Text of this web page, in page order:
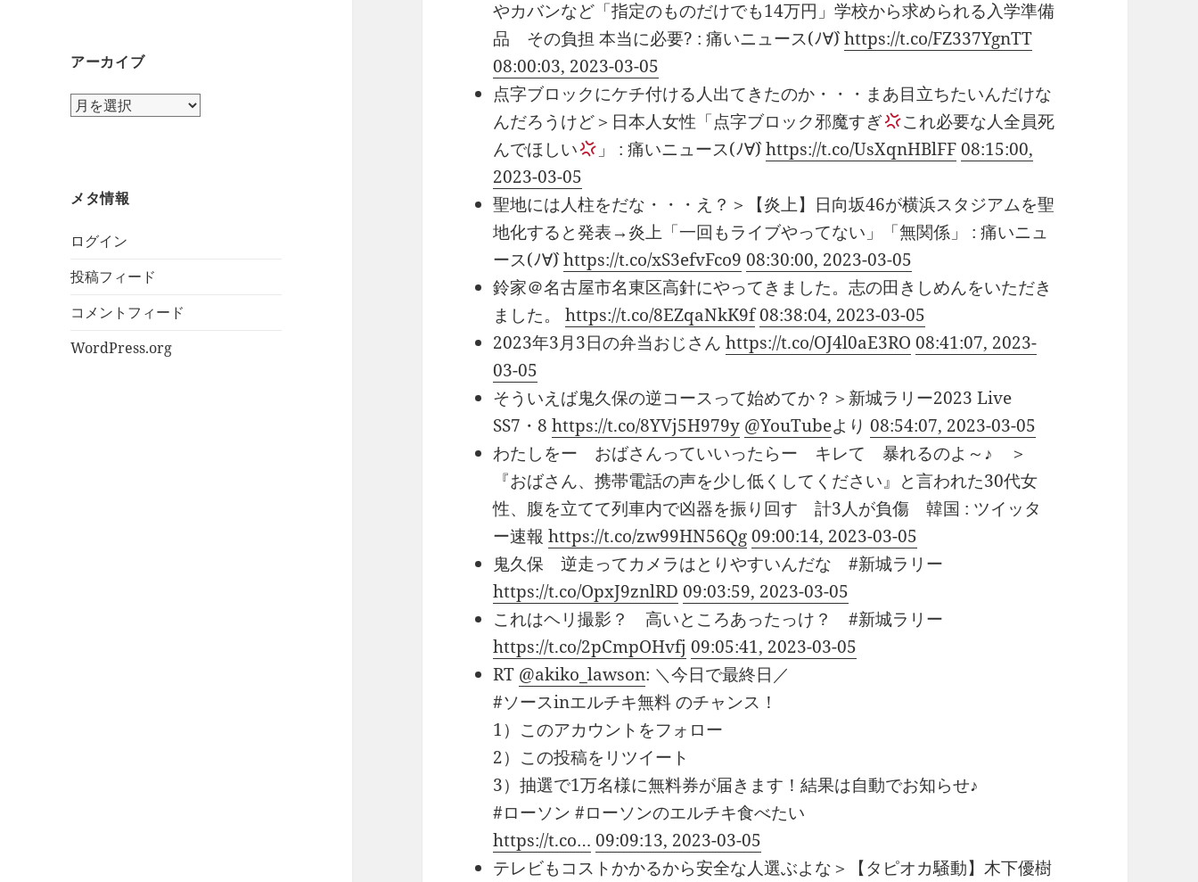
アーカイブ
ア
ブ
メタ情報
ログイン
投稿フィード
コメントフィード
WordPress.org
やカバンなど「指定のものだけでも14万円」学校から求められる入学準備
品 その負担 本当に必要? : 痛いニュース(ﾉ∀`)https://t.co/FZ337YgnTT
08:00:03, 2023-03-05
点字ブロックにケチ付ける人出てきたのか・・・まあ目立ちたいんだけな
んだろうけど＞日本人女性「点字ブロック邪魔すぎ
これ必要な人全員死
んでほしい
」 : 痛いニュース(ﾉ∀`)https://t.co/UsXqnHBlFF08:15:00,
2023-03-05
聖地には人柱をだな・・・え？＞【炎上】日向坂46が横浜スタジアムを聖
地化すると発表→炎上「一回もライブやってない」「無関係」 : 痛いニュ
ース(ﾉ∀`)https://t.co/xS3efvFco9 08:30:00, 2023-03-05
鈴家＠名古屋市名東区高針にやってきました。志の田きしめんをいただき
ました。https://t.co/8EZqaNkK9f08:38:04, 2023-03-05
2023年3月3日の弁当おじさんhttps://t.co/OJ4l0aE3RO 08:41:07, 2023-
03-05
そういえば鬼久保の逆コースって始めてか？＞新城ラリー2023 Live
SS7・8https://t.co/8YVj5H979y @YouTubeより08:54:07, 2023-03-05
わたしをー おばさんっていいったらー キレて 暴れるのよ～♪ ＞
『おばさん、携帯電話の声を少し低くしてください』と言われた30代女
性、腹を立てて列車内で凶器を振り回す 計3人が負傷 韓国 : ツイッタ
ー速報https://t.co/zw99HN56Qg 09:00:14, 2023-03-05
鬼久保 逆走ってカメラはとりやすいんだな #新城ラリー
https://t.co/OpxJ9znlRD 09:03:59, 2023-03-05
これはヘリ撮影？ 高いところあったっけ？ #新城ラリー
https://t.co/2pCmpOHvfj 09:05:41, 2023-03-05
RT @akiko_lawson: ＼今日で最終日／
#ソースinエルチキ無料 のチャンス！
1）このアカウントをフォロー
2）この投稿をリツイート
3）抽選で1万名様に無料券が届きます！結果は自動でお知らせ♪
#ローソン #ローソンのエルチキ食べたい
https://t.co… 09:09:13, 2023-03-05
テレビもコストかかるから安全な人選ぶよな＞【タピオカ騒動】木下優樹